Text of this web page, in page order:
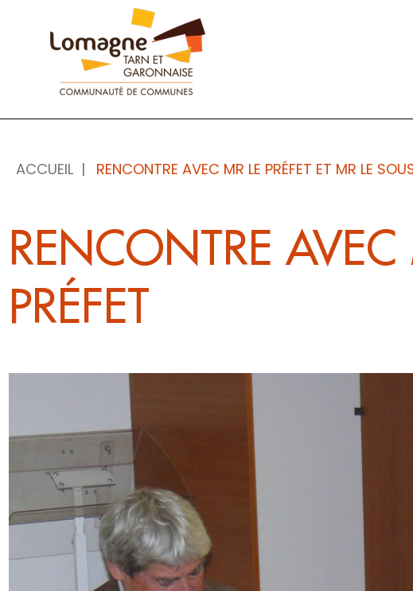
Panneau de gestion des cookies
ACCUEIL RENCONTRE AVEC MR LE PRÉFET ET MR LE
RENCONTRE AVEC
PRÉFET